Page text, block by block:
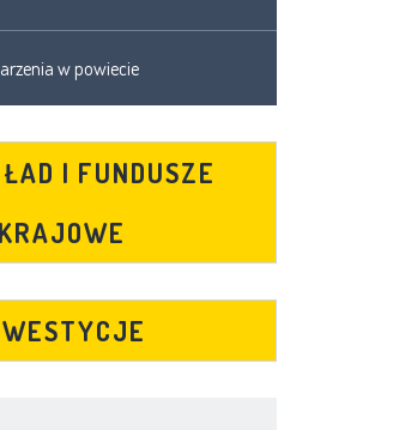
w powiecie
I FUNDUSZE
KRAJOWE